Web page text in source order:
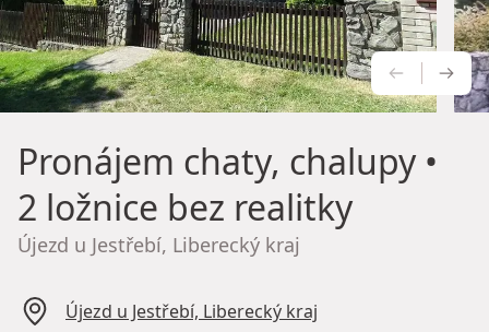
Pronájem chaty, chalupy•
2 ložnice bez realitky
Újezd u Jestřebí, Liberecký kraj
Újezd u Jestřebí, Liberecký kraj